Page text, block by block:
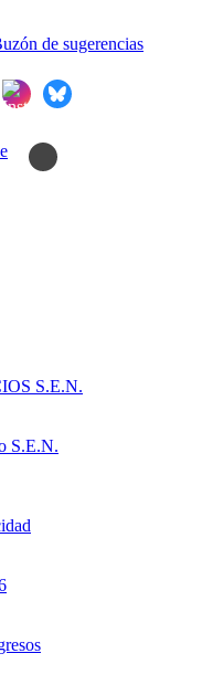
de sugerencias
S.E.N.
S.E.N.